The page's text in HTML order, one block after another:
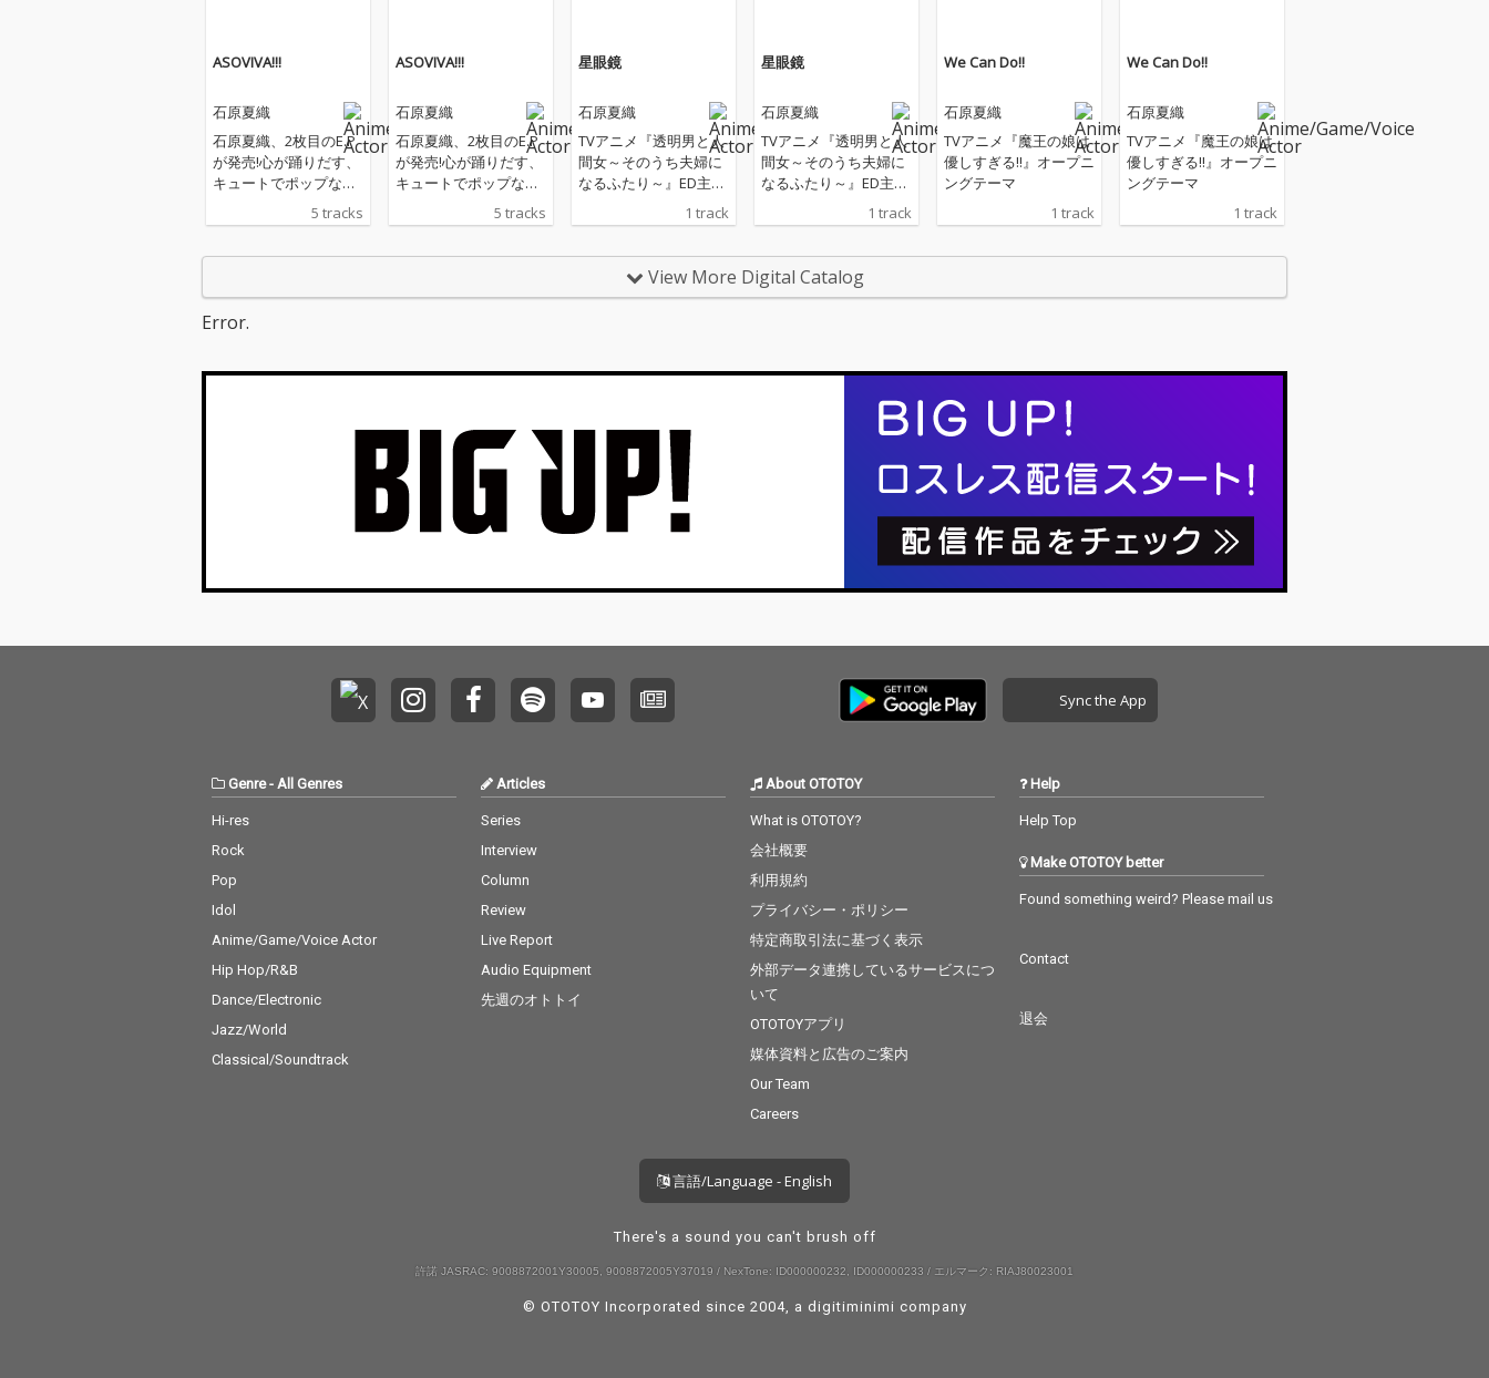
ASOVIVA!!!
石原夏織
石原夏織、2枚目のE.P
が発売!心が踊りだす、
キュートでポップな新
体験を届けるべく、カ
ラフルで賑やかなポッ
5 tracks
ASOVIVA!!!
石原夏織
石原夏織、2枚目のE.P
が発売!心が踊りだす、
キュートでポップな新
体験を届けるべく、カ
ラフルで賑やかなポッ
5 tracks
星眼鏡
石原夏織
TVアニメ『透明男と人
間女～そのうち夫婦に
なるふたり～』ED主題
1 track
星眼鏡
石原夏織
TVアニメ『透明男と人
間女～そのうち夫婦に
なるふたり～』ED主題
1 track
We Can Do!!
石原夏織
TVアニメ『魔王の娘は
優しすぎる!!』オープニ
ングテーマ
1 track
We Can Do!!
石原夏織
TVアニメ『魔王の娘は
優しすぎる!!』オープニ
ングテーマ
1 track
View More Digital Catalog
Error.
Sync the App
Genre- All Genres
Hi-res
Rock
Pop
Idol
Anime/Game/Voice Actor
Hip Hop/R&B
Dance/Electronic
Jazz/World
Classical/Soundtrack
Articles
Series
Interview
Column
Review
Live Report
Audio Equipment
先週のオトトイ
About OTOTOY
What is OTOTOY?
会社概要
利用規約
プライバシー・ポリシー
特定商取引法に基づく表示
外部データ連携しているサービスにつ
いて
OTOTOYアプリ
媒体資料と広告のご案内
Our Team
Careers
Help
Help Top
Make OTOTOY better
Found something weird? Please mail us
Contact
退会
言語/Language - English
There's a sound you can't brush off
許諾 JASRAC: 9008872001Y30005, 9008872005Y37019 / NexTone: ID000000232, ID000000233 / エルマーク: RIAJ80023001
© OTOTOY Incorporated since 2004, a digitiminimi company